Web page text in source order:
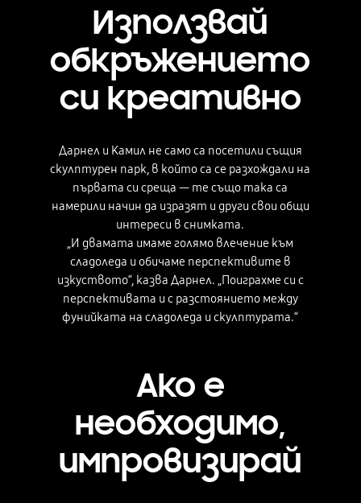
Използвай
обкръжението
си креативно
Дарнел и Камил не само са посетили същия
скулптурен парк, в който са се разхождали на
първата си среща — те също така са
намерили начин да изразят и други свои общи
интереси в снимката.
„И двамата имаме голямо влечение към
сладоледа и обичаме перспективите в
изкуството“, казва Дарнел. „Поиграхме си с
перспективата и с разстоянието между
фунийката на сладоледа и скулптурата.“
Ако е
необходимо,
импровизирай